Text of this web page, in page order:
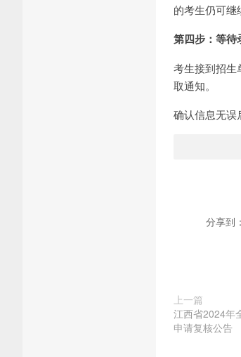
的考生仍可继
第四步：等待
考生接到招生
取通知。
确认信息无误
分享到：
上一篇
江西省2024年
申请复核公告